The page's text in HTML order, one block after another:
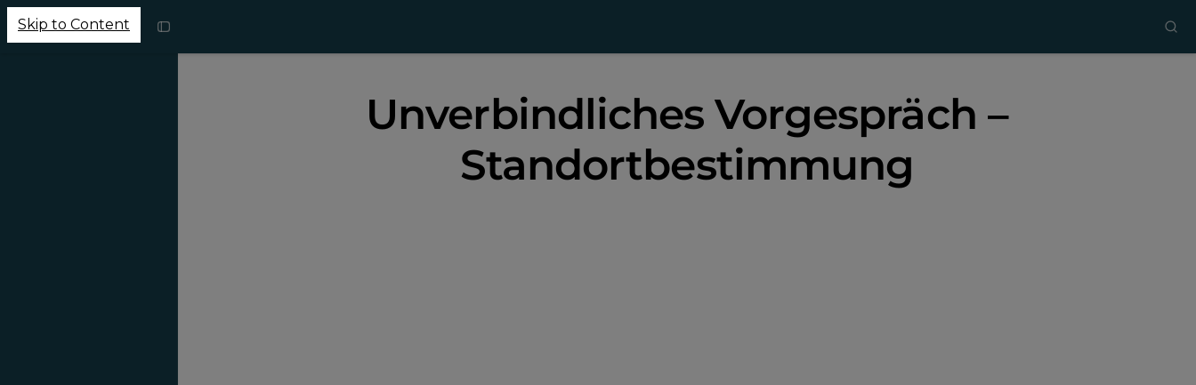
Skip to Content
Unverbindliches Vorgespräch –
Standortbestimmung